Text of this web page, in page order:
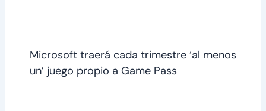
Microsoft traerá cada trimestre ‘al menos
un’ juego propio a Game Pass